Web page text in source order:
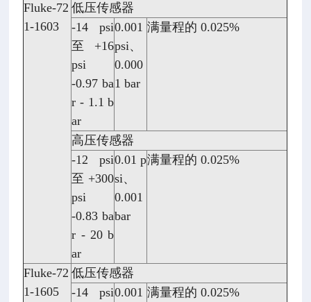
Fluke-72
1-1603
低压传感器
-14 psi
至 +16
psi
-0.97 ba
r - 1.1 b
ar
0.001
psi、
0.000
1 bar
满量程的 0.025%
高压传感器
-12 psi
至 +300
psi
-0.83 ba
r - 20 b
ar
0.01 p
si、
0.001
bar
满量程的 0.025%
Fluke-72
1-1605
低压传感器
-14 psi0.001 满量程的 0.025%